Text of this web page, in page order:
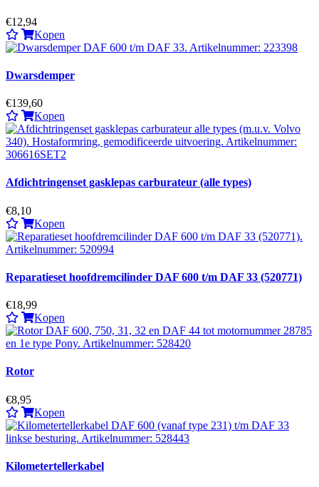
€12,94
Kopen
Dwarsdemper
€139,60
Kopen
Afdichtringenset gasklepas carburateur (alle types)
€8,10
Kopen
Reparatieset hoofdremcilinder DAF 600 t/m DAF 33 (520771)
€18,99
Kopen
Rotor
€8,95
Kopen
Kilometertellerkabel